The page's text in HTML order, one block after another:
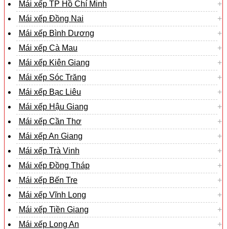
Mái xếp TP Hồ Chí Minh
Mái xếp Đồng Nai
Mái xếp Bình Dương
Mái xếp Cà Mau
Mái xếp Kiên Giang
Mái xếp Sóc Trăng
Mái xếp Bạc Liêu
Mái xếp Hậu Giang
Mái xếp Cần Thơ
Mái xếp An Giang
Mái xếp Trà Vinh
Mái xếp Đồng Tháp
Mái xếp Bến Tre
Mái xếp Vĩnh Long
Mái xếp Tiền Giang
Mái xếp Long An